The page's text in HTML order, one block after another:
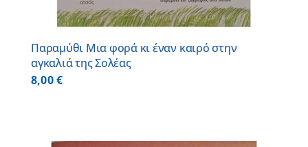
Παραμύθι Μια φορά κι έναν καιρό στην
αγκαλιά της Σολέας
8,00€